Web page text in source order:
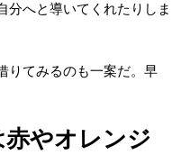
分へと導いてくれたりしま
りてみるのも一案だ。早
やオレンジ